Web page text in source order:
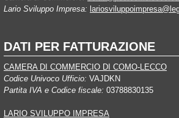
Lario Sviluppo Impresa:
DATI PER FATTURAZIONE
CAMERA DI COMMERCIO DI COMO-LECCO
Codice Univoco Ufficio: VAJDKN
Partita IVA e Codice fiscale: 03788830135
LARIO SVILUPPO IMPRESA